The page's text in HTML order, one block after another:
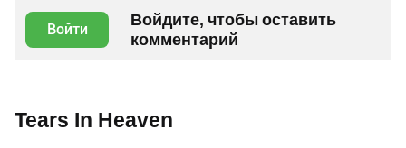
Войти
Войдите, чтобы оставить
комментарий
Tears In Heaven